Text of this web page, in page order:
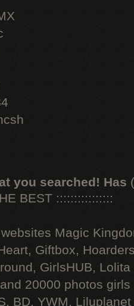
you searched! Has
BEST ::::::::::::::::
Magic
Giftbox,
GirlsHUB, Lolita
20000 photos
BD, YWM, Liluplanet